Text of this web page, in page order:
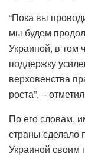
“Пока вы
мы будем
Украиной, в том
поддержку
верховенства
роста”, –
По его словам,
страны сделало
Украиной своим